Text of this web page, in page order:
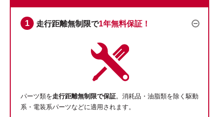
走行距離無制限で1年無料保証！
パーツ類を走行距離無制限で保証。消耗品・油脂類を除く駆動
系・電装系パーツなどに適用されます。